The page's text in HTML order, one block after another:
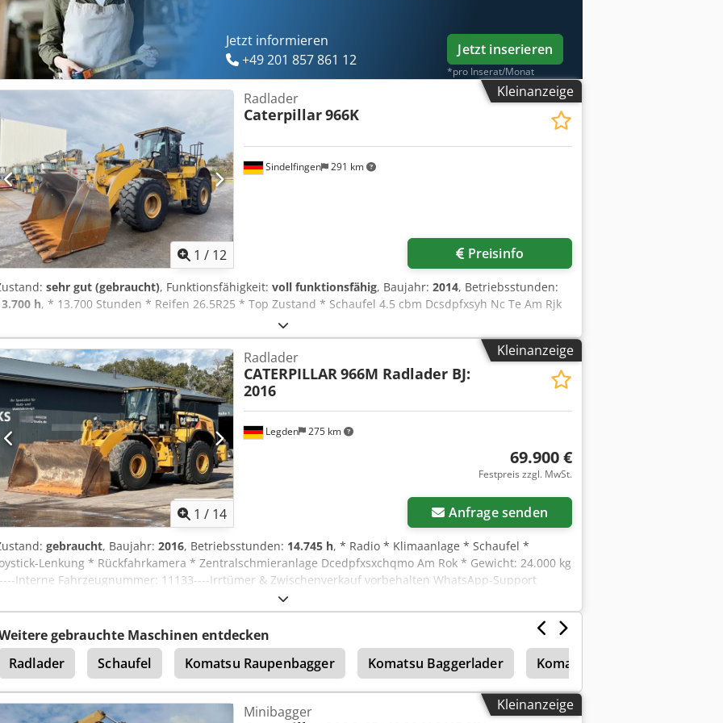
Jetzt informieren
+49 201 857 861 12
Jetzt inserieren
*pro Inserat/Monat
Kleinanzeige
1 / 12
Sindelfingen 291 km
Radlader
Caterpillar966K
Preisinfo
sehr gut (gebraucht), Funktionsfähigkeit: voll funktionsfähig, Baujahr: 2014, Betriebsstunden:
h, * 13.700 Stunden * Reifen 26.5R25 * Top Zustand * Schaufel 4.5 cbm Dcsdpfxsyh Nc Te Am Rjk
Kleinanzeige
1 / 14
Legden 275 km
Radlader
CATERPILLAR966M Radlader BJ:
2016
69.900 €
Festpreis zzgl. MwSt.
Anfrage senden
gebraucht, Baujahr: 2016, Betriebsstunden: 14.745 h, * Radio * Klimaanlage * Schaufel *
Lenkung * Rückfahrkamera * Zentralschmieranlage Dcedpfxsxchqmo Am Rok * Gewicht: 24.000 kg
Interne Fahrzeugnummer: 11133----Irrtümer & Zwischenverkauf vorbehalten WhatsApp-Support
verfügbar! Bei Fragen zum Fahrzeug oder für weitere Infos schreiben Sie uns gerne bequem per
Whatsapp Deutsch, Englisch -- Whatsapp Deutsch, Englisch, Arabisch
gebrauchte Maschinen entdecken
Radlader
Schaufel Komatsu Raupenbagger Komatsu Baggerlader Komatsu Wb 93
Kleinanzeige
Minibagger